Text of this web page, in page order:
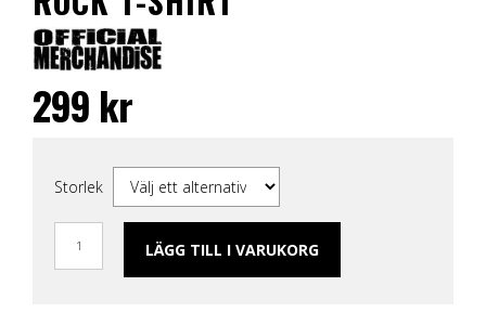
299 kr
Storlek
LÄGG TILL I VARUKORG